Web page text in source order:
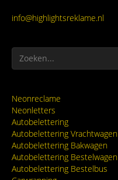
info@highlightsreklame.nl
Zoeken
Neonreclame
Neonletters
Autobelettering
Autobelettering Vrachtwagen
Autobelettering Bakwagen
Autobelettering Bestelwagen
Autobelettering Bestelbus